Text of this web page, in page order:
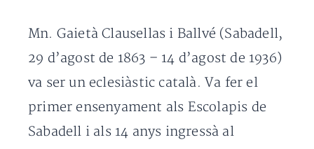
Mn. Gaietà Clausellas i Ballvé (Sabadell,
29 d’agost de 1863 – 14 d’agost de 1936)
va ser un eclesiàstic català. Va fer el
primer ensenyament als Escolapis de
Sabadell i als 14 anys ingressà al